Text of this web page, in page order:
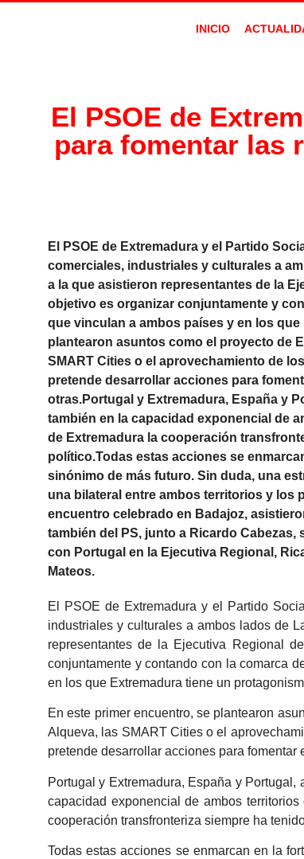
INICIO
El PSOE de
para fomentar las
El PSOE de Extremadura y el Partido
comerciales, industriales y culturales a
a la que asistieron representantes de la
objetivo es organizar conjuntamente y
que vinculan a ambos países y en los
plantearon asuntos como el proyecto de
SMART Cities o el aprovechamiento de
pretende desarrollar acciones para
otras.Portugal y Extremadura, España y
también en la capacidad exponencial de
de Extremadura la cooperación
político.Todas estas acciones se
sinónimo de más futuro. Sin duda, una
una bilateral entre ambos territorios y los
encuentro celebrado en Badajoz,
también del PS, junto a Ricardo
con Portugal en la Ejecutiva Regional,
Mateos.
El PSOE de Extremadura y el Partido
industriales y culturales a ambos lados de
representantes de la Ejecutiva Regional
conjuntamente y contando con la comarca
en los que Extremadura tiene un
En este primer encuentro, se plantearon
Alqueva, las SMART Cities o el
pretende desarrollar acciones para
Portugal y Extremadura, España y
capacidad exponencial de ambos
cooperación transfronteriza siempre ha
Todas estas acciones se enmarcan en la